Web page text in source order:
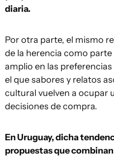
diaria.
Por otra parte, el mismo
de la herencia como
amplio en las
el que sabores y relatos
cultural vuelven a ocupar
decisiones de compra.
En Uruguay, dicha
propuestas que